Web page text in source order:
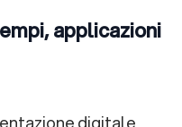
applicazioni